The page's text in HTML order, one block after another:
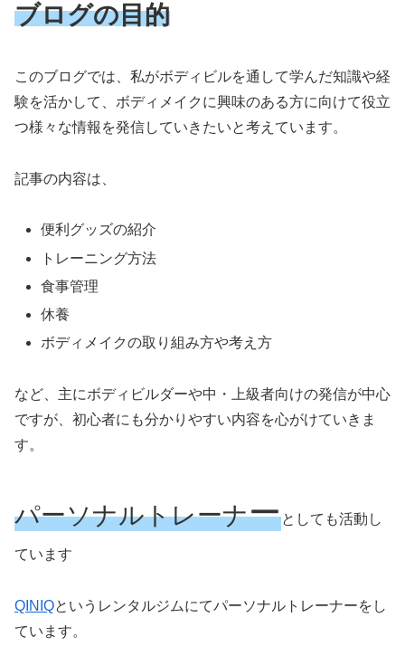
ブログの目的
このブログでは、私がボディビルを通して学んだ知識や経
験を活かして、ボディメイクに興味のある方に向けて役立
つ様々な情報を発信していきたいと考えています。
記事の内容は、
便利グッズの紹介
トレーニング方法
食事管理
休養
ボディメイクの取り組み方や考え方
など、主にボディビルダーや中・上級者向けの発信が中心
ですが、初心者にも分かりやすい内容を心がけていきま
す。
パーソナルトレーナーとしても活動し
ています
QINIQというレンタルジムにてパーソナルトレーナーをし
ています。